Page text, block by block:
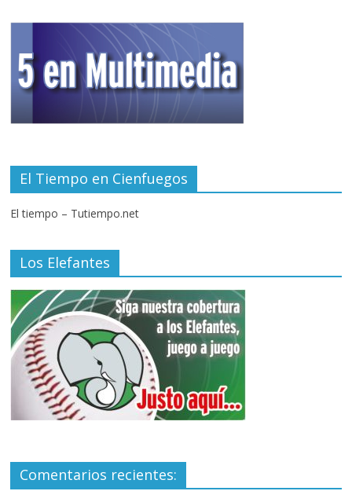
El Tiempo en Cienfuegos
El tiempo – Tutiempo.net
Los Elefantes
Comentarios recientes: